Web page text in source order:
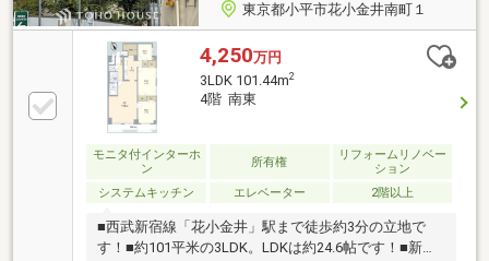
東京都小平市花小金井南町１
4,250万円
3LDK 101.44m2
4階 南東
モニタ付インターホ
ン
所有権
リフォームリノベー
ション
システムキッチン
エレベーター 2階以上
■西武新宿線「花小金井」駅まで徒歩約3分の立地で
す！■約101平米の3LDK。LDKは約24.6帖です！■新規